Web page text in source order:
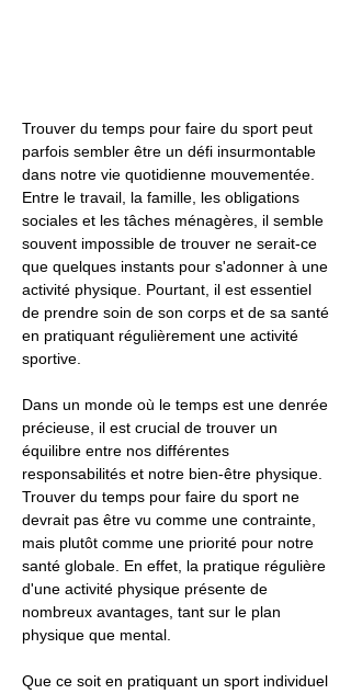
Trouver du temps pour faire du sport peut
parfois sembler être un défi insurmontable
dans notre vie quotidienne mouvementée.
Entre le travail, la famille, les obligations
sociales et les tâches ménagères, il semble
souvent impossible de trouver ne serait-ce
que quelques instants pour s'adonner à une
activité physique. Pourtant, il est essentiel
de prendre soin de son corps et de sa santé
en pratiquant régulièrement une activité
sportive.
Dans un monde où le temps est une denrée
précieuse, il est crucial de trouver un
équilibre entre nos différentes
responsabilités et notre bien-être physique.
Trouver du temps pour faire du sport ne
devrait pas être vu comme une contrainte,
mais plutôt comme une priorité pour notre
santé globale. En effet, la pratique régulière
d'une activité physique présente de
nombreux avantages, tant sur le plan
physique que mental.
Que ce soit en pratiquant un sport individuel